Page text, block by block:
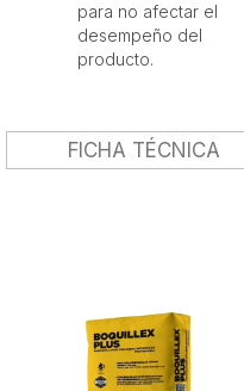
para no afectar el
desempeño del
producto.
FICHA TÉCNICA